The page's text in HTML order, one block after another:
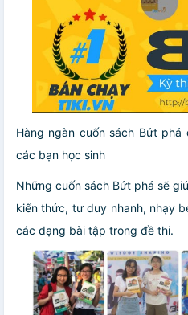
Hàng ngàn cuốn sách Bứt
các bạn học sinh
Những cuốn sách Bứt phá sẽ
kiến thức, tư duy nhanh, nhạy
các dạng bài tập trong đề thi.